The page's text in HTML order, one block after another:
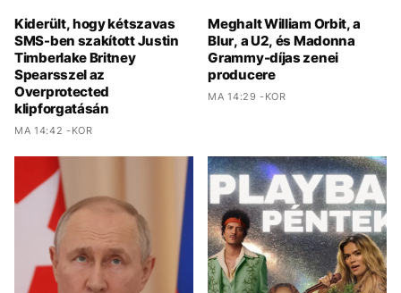
Kiderült, hogy kétszavas
SMS-ben szakított Justin
Timberlake Britney
Spearsszel az
Overprotected
klipforgatásán
MA 14:42 -KOR
Meghalt William Orbit, a
Blur, a U2, és Madonna
Grammy-díjas zenei
producere
MA 14:29 -KOR